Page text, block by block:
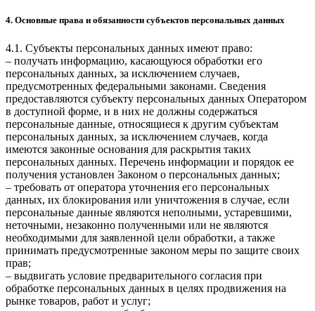
4. Основные права и обязанности субъектов персональных данных
4.1. Субъекты персональных данных имеют право:
– получать информацию, касающуюся обработки его
персональных данных, за исключением случаев,
предусмотренных федеральными законами. Сведения
предоставляются субъекту персональных данных Оператором
в доступной форме, и в них не должны содержаться
персональные данные, относящиеся к другим субъектам
персональных данных, за исключением случаев, когда
имеются законные основания для раскрытия таких
персональных данных. Перечень информации и порядок ее
получения установлен Законом о персональных данных;
– требовать от оператора уточнения его персональных
данных, их блокирования или уничтожения в случае, если
персональные данные являются неполными, устаревшими,
неточными, незаконно полученными или не являются
необходимыми для заявленной цели обработки, а также
принимать предусмотренные законом меры по защите своих
прав;
– выдвигать условие предварительного согласия при
обработке персональных данных в целях продвижения на
рынке товаров, работ и услуг;